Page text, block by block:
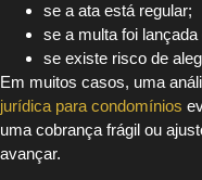
se a ata está regular;
se a multa foi
se existe risco de
Em muitos casos, uma
jurídica para condomínios
uma cobrança frágil ou
avançar.